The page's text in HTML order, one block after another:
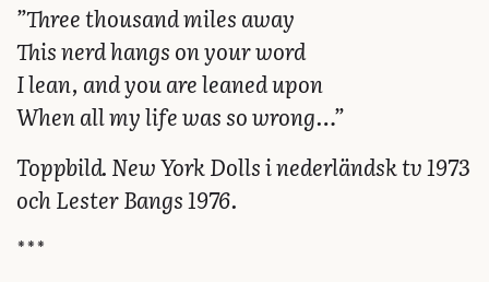
”Three thousand miles away
This nerd hangs on your word
I lean, and you are leaned upon
When all my life was so wrong…”
Toppbild. New York Dolls i nederländsk tv 1973
och Lester Bangs 1976.
***